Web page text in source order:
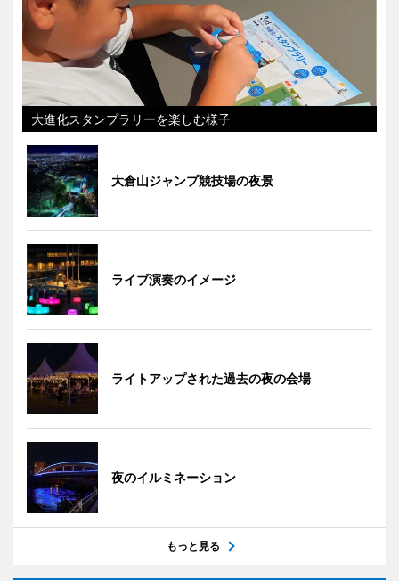
大進化スタンプラリーを楽しむ様子
大倉山ジャンプ競技場の夜景
ライブ演奏のイメージ
ライトアップされた過去の夜の会場
夜のイルミネーション
もっと見る